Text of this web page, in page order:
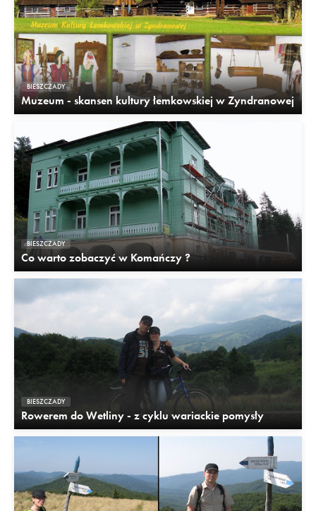
BIESZCZADY
Muzeum - skansen kultury łemkowskiej w Zyndranowej
BIESZCZADY
Co warto zobaczyć w Komańczy ?
BIESZCZADY
Rowerem do Wetliny - z cyklu wariackie pomysły